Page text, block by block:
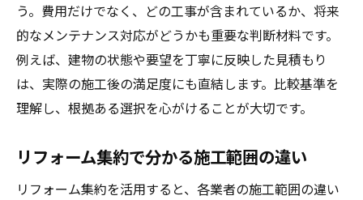
う。費用だけでなく、どの工事が含まれているか、将来
的なメンテナンス対応がどうかも重要な判断材料です。
例えば、建物の状態や要望を丁寧に反映した見積もり
は、実際の施工後の満足度にも直結します。比較基準を
理解し、根拠ある選択を心がけることが大切です。
リフォーム集約で分かる施工範囲の違い
リフォーム集約を活用すると、各業者の施工範囲の違い